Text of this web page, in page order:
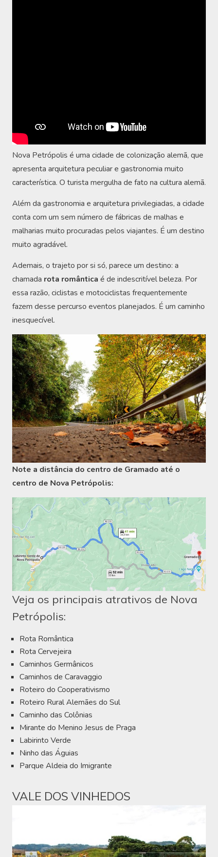
Nova Petrópolis é uma cidade de colonização alemã, que
apresenta arquitetura peculiar e gastronomia muito
característica. O turista mergulha de fato na cultura alemã.
Além da gastronomia e arquitetura privilegiadas, a cidade
conta com um sem número de fábricas de malhas e
malharias muito procuradas pelos viajantes. É um destino
muito agradável.
Ademais, o trajeto por si só, parece um destino: a
chamada rota romântica é de indescritível beleza. Por
essa razão, ciclistas e motociclistas frequentemente
fazem desse percurso eventos planejados. É um caminho
inesquecível.
Note a distância do centro de Gramado até o
centro de Nova Petrópolis:
Veja os principais atrativos de Nova
Petrópolis:
Rota Romântica
Rota Cervejeira
Caminhos Germânicos
Caminhos de Caravaggio
Roteiro do Cooperativismo
Roteiro Rural Alemães do Sul
Caminho das Colônias
Mirante do Menino Jesus de Praga
Labirinto Verde
Ninho das Águias
Parque Aldeia do Imigrante
VALE DOS VINHEDOS